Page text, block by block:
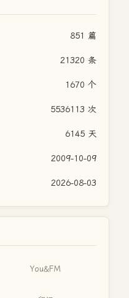
851 篇
21320 条
1670 个
5536113 次
6145 天
2009-10-09
2026-08-03
You&FM